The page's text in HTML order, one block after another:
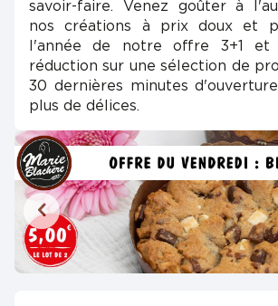
savoir-faire. Venez goûter à
nos créations à prix doux et
l'année de notre offre 3+1 et
réduction sur une sélection de
30 dernières minutes
plus de délices.